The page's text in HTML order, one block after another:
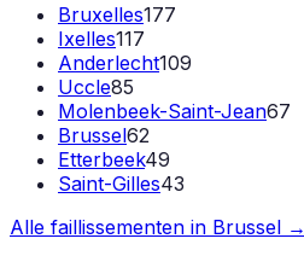
Bruxelles177
Ixelles117
Anderlecht109
Uccle85
Molenbeek-Saint-Jean67
Brussel62
Etterbeek49
Saint-Gilles43
Alle faillissementen in Brussel →